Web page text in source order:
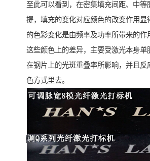
至此可以看到，在密集填充间距、中等
提，填充的变化对应颜色的改变作用显
的色彩变化是由频率及功率所带来的作
这些颜色上的差异，主要受激光本身单
在钢片上的光斑重叠率所影响，并且反
色方式里去。